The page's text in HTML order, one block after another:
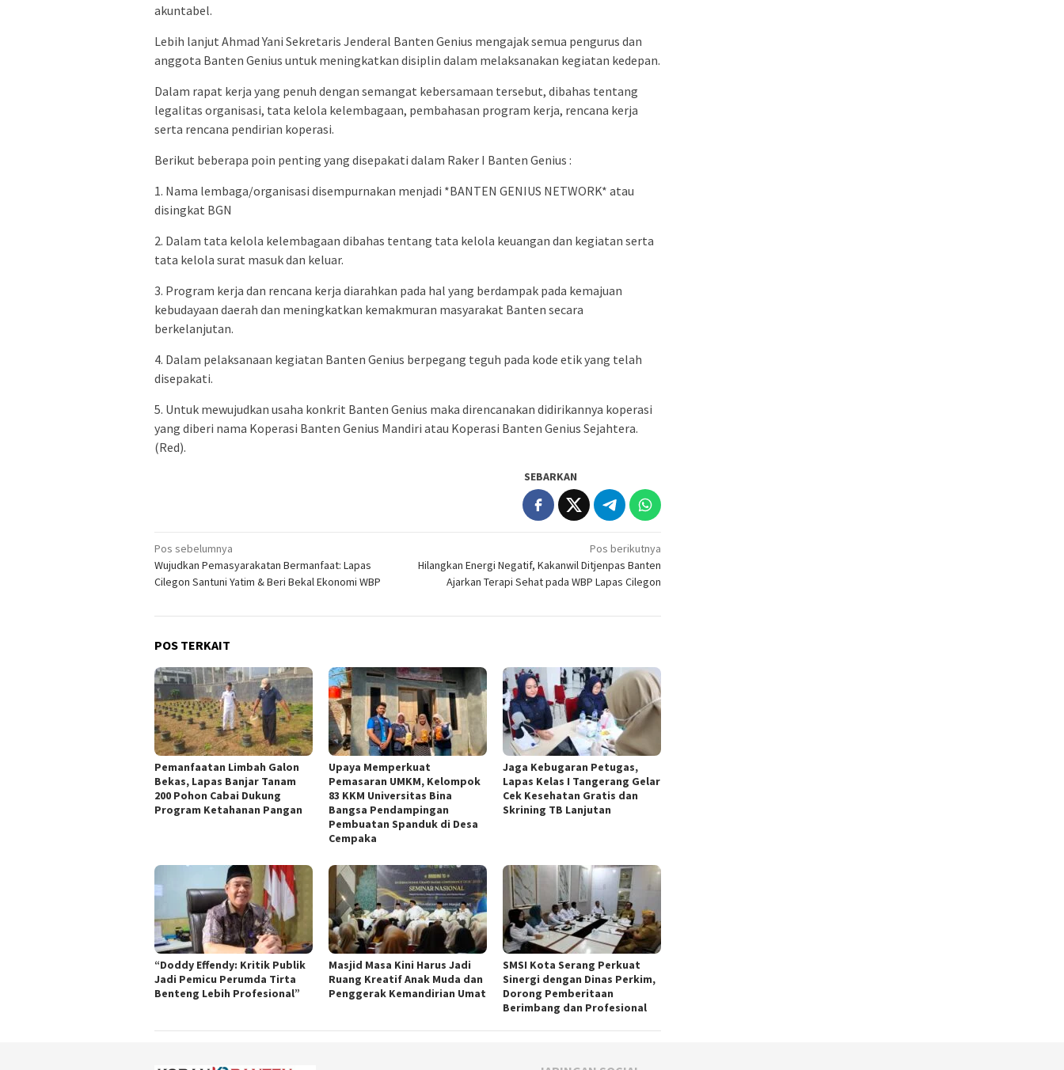
akuntabel.
Lebih lanjut Ahmad Yani Sekretaris Jenderal Banten Genius mengajak semua pengurus dan
anggota Banten Genius untuk meningkatkan disiplin dalam melaksanakan kegiatan kedepan.
Dalam rapat kerja yang penuh dengan semangat kebersamaan tersebut, dibahas tentang
legalitas organisasi, tata kelola kelembagaan, pembahasan program kerja, rencana kerja
serta rencana pendirian koperasi.
Berikut beberapa poin penting yang disepakati dalam Raker I Banten Genius :
1. Nama lembaga/organisasi disempurnakan menjadi *BANTEN GENIUS NETWORK* atau
disingkat BGN
2. Dalam tata kelola kelembagaan dibahas tentang tata kelola keuangan dan kegiatan serta
tata kelola surat masuk dan keluar.
3. Program kerja dan rencana kerja diarahkan pada hal yang berdampak pada kemajuan
kebudayaan daerah dan meningkatkan kemakmuran masyarakat Banten secara
berkelanjutan.
4. Dalam pelaksanaan kegiatan Banten Genius berpegang teguh pada kode etik yang telah
disepakati.
5. Untuk mewujudkan usaha konkrit Banten Genius maka direncanakan didirikannya koperasi
yang diberi nama Koperasi Banten Genius Mandiri atau Koperasi Banten Genius Sejahtera.
(Red).
SEBARKAN
Navigasi
pos
Pos sebelumnya
Wujudkan Pemasyarakatan Bermanfaat: Lapas
Cilegon Santuni Yatim & Beri Bekal Ekonomi WBP
Pos berikutnya
Hilangkan Energi Negatif, Kakanwil Ditjenpas Banten
Ajarkan Terapi Sehat pada WBP Lapas Cilegon
POS TERKAIT
Pemanfaatan Limbah Galon
Bekas, Lapas Banjar Tanam
200 Pohon Cabai Dukung
Program Ketahanan Pangan
Upaya Memperkuat
Pemasaran UMKM, Kelompok
83 KKM Universitas Bina
Bangsa Pendampingan
Pembuatan Spanduk di Desa
Cempaka
Jaga Kebugaran Petugas,
Lapas Kelas I Tangerang Gelar
Cek Kesehatan Gratis dan
Skrining TB Lanjutan
“Doddy Effendy: Kritik Publik
Jadi Pemicu Perumda Tirta
Benteng Lebih Profesional”
Masjid Masa Kini Harus Jadi
Ruang Kreatif Anak Muda dan
Penggerak Kemandirian Umat
SMSI Kota Serang Perkuat
Sinergi dengan Dinas Perkim,
Dorong Pemberitaan
Berimbang dan Profesional